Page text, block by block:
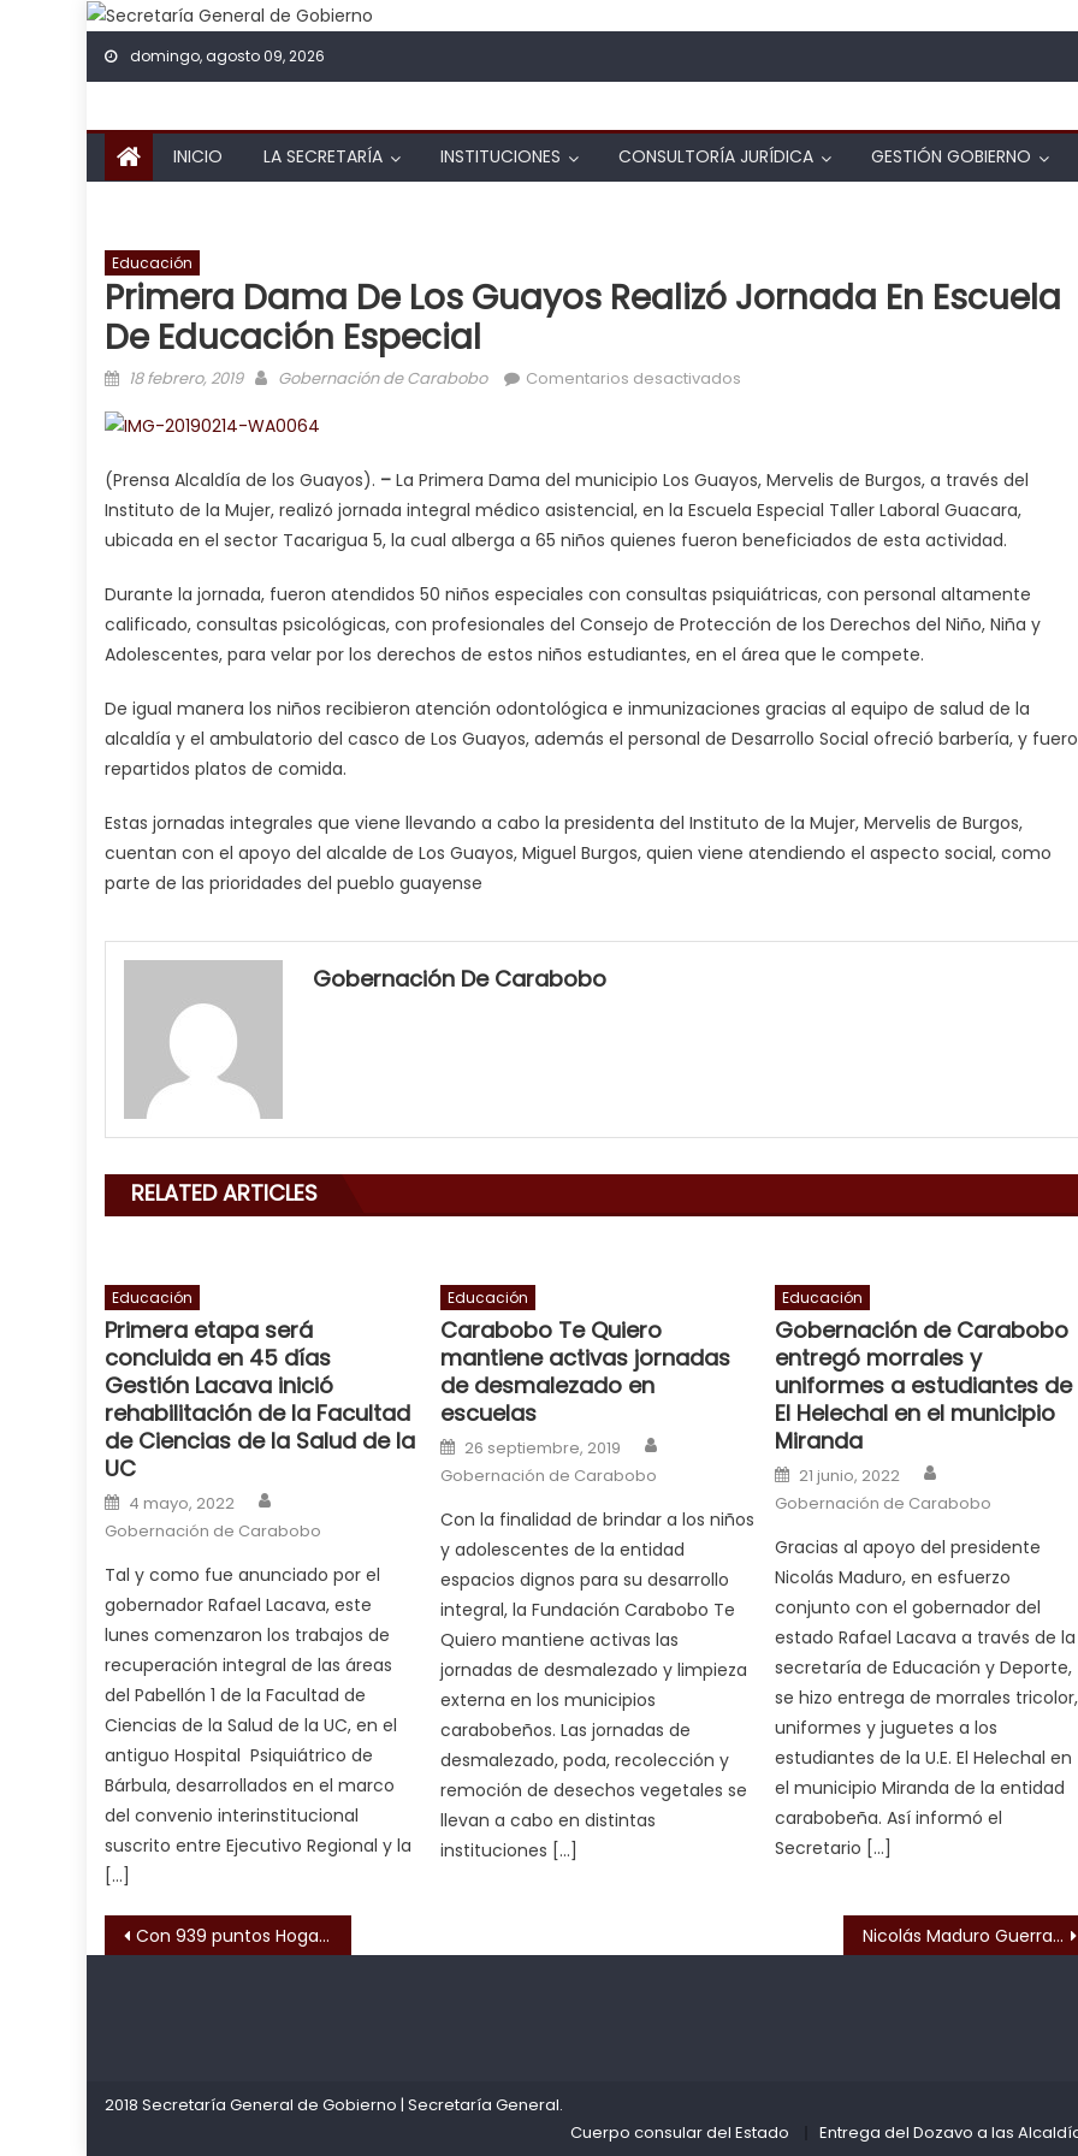
Skip to content
domingo, agosto 09, 2026
INICIO LA SECRETARÍA INSTITUCIONES CONSULTORÍA JURÍDICA GESTIÓN GOBIERNO
Educación
Primera Dama De Los Guayos Realizó Jornada En Escuela
De Educación Especial
Posted on
18 febrero, 2019 Author
Gobernación de Carabobo Comentarios desactivados
(Prensa Alcaldía de los Guayos). – La Primera Dama del municipio Los Guayos, Mervelis de Burgos, a través del
Instituto de la Mujer, realizó jornada integral médico asistencial, en la Escuela Especial Taller Laboral Guacara,
ubicada en el sector Tacarigua 5, la cual alberga a 65 niños quienes fueron beneficiados de esta actividad.
Durante la jornada, fueron atendidos 50 niños especiales con consultas psiquiátricas, con personal altamente
calificado, consultas psicológicas, con profesionales del Consejo de Protección de los Derechos del Niño, Niña y
Adolescentes, para velar por los derechos de estos niños estudiantes, en el área que le compete.
De igual manera los niños recibieron atención odontológica e inmunizaciones gracias al equipo de salud de la
alcaldía y el ambulatorio del casco de Los Guayos, además el personal de Desarrollo Social ofreció barbería, y
repartidos platos de comida.
Estas jornadas integrales que viene llevando a cabo la presidenta del Instituto de la Mujer, Mervelis de Burgos,
cuentan con el apoyo del alcalde de Los Guayos, Miguel Burgos, quien viene atendiendo el aspecto social, como
parte de las prioridades del pueblo guayense
my
neighbor
his
cum,
a
cuckold,
nice
milf
in
squirting,
आपक
न
ह
भ
भ
क
च
त
क
स
लग
आपक
पस
द
bbw
milf
fuck ,
Gobernación De Carabobo
RELATED ARTICLES
Educación
Primera etapa será
concluida en 45 días
Gestión Lacava inició
rehabilitación de la Facultad
de Ciencias de la Salud de la
UC
Posted on
4 mayo, 2022
Gobernación de Carabobo
Tal y como fue anunciado por el
gobernador Rafael Lacava, este
lunes comenzaron los trabajos de
recuperación integral de las áreas
del Pabellón 1 de la Facultad de
Ciencias de la Salud de la UC, en el
antiguo Hospital Psiquiátrico de
Bárbula, desarrollados en el marco
del convenio interinstitucional
suscrito entre Ejecutivo Regional y la
[…]
Educación
Carabobo Te Quiero
mantiene activas jornadas
de desmalezado en
escuelas
Posted on
26 septiembre, 2019
Gobernación de Carabobo
Con la finalidad de brindar a los niños
y adolescentes de la entidad
espacios dignos para su desarrollo
integral, la Fundación Carabobo Te
Quiero mantiene activas las
jornadas de desmalezado y limpieza
externa en los municipios
carabobeños. Las jornadas de
desmalezado, poda, recolección y
remoción de desechos vegetales se
llevan a cabo en distintas
instituciones […]
Educación
Gobernación de Carabobo
entregó morrales y
uniformes a estudiantes de
El Helechal en el municipio
Miranda
Posted on
21 junio, 2022
Gobernación de Carabobo
Gracias al apoyo del presidente
Nicolás Maduro, en esfuerzo
conjunto con el gobernador del
estado Rafael Lacava a través de la
secretaría de Educación y Deporte,
se hizo entrega de morrales tricolor,
uniformes y juguetes a los
estudiantes de la U.E. El Helechal en
el municipio Miranda de la entidad
carabobeña. Así informó el
Secretario […]
Navegación de entradas
Con 939 puntos Hogar Hispano domina el I Estadal Unificado Federados de Natación Nicolás Maduro Guerra visitó espacios de Puerto Cabello
Escort
siteler
2018 Secretaría General de Gobierno | Secretaría General.
Cuerpo consular del Estado
Entrega del Dozavo a las